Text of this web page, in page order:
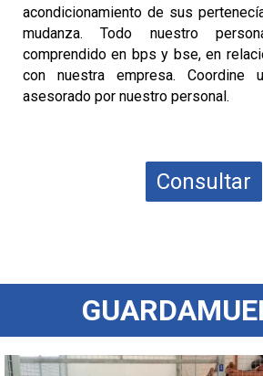
acondicionamiento de sus
mudanza. Todo nuestro
comprendido en bps y bse, en
con nuestra empresa.
asesorado por nuestro personal.
Consultar